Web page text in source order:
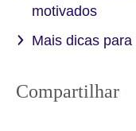
motivados
Mais dicas
Compartilhar